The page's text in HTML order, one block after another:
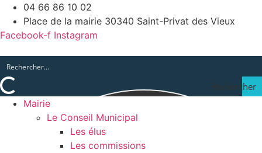
04 66 86 10 02
Place de la mairie 30340 Saint-Privat des Vieux
Facebook-f Instagram
Rechercher
Mairie
Le Conseil Municipal
Les élus
Les commissions